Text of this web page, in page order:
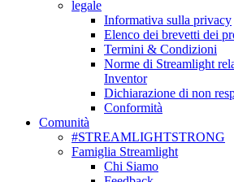
legale
Informativa sulla privacy
Elenco dei brevetti dei
Termini & Condizioni
Norme di Streamlight
Inventor
Dichiarazione di non
Conformità
Comunità
#STREAMLIGHTSTRONG
Famiglia Streamlight
Chi Siamo